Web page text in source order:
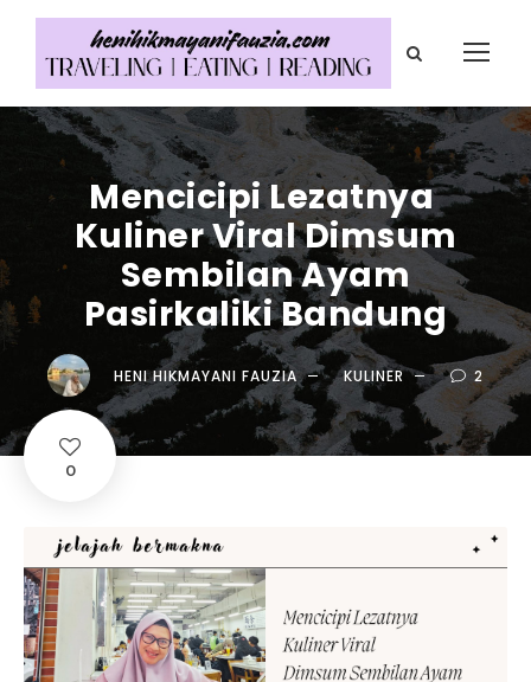
Mencicipi Lezatnya
Kuliner Viral Dimsum
Sembilan Ayam
Pasirkaliki Bandung
HENI HIKMAYANI FAUZIA KULINER 2
0